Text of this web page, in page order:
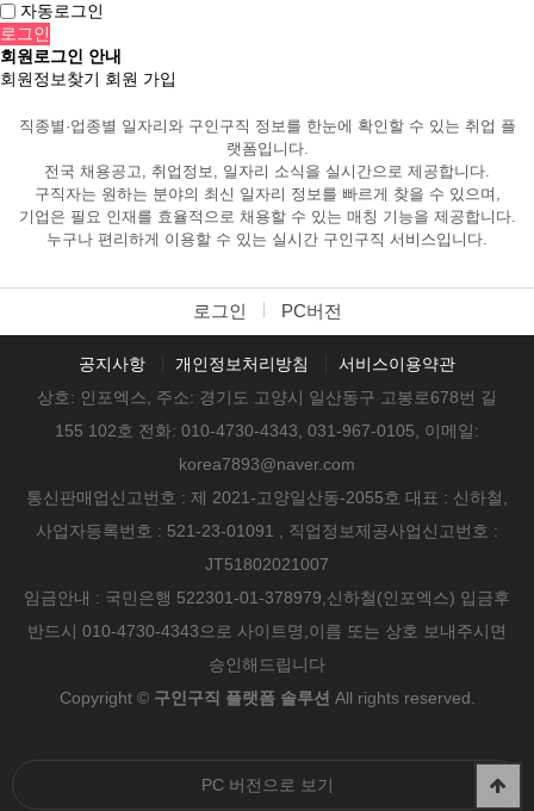
자동로그인
회원로그인 안내
회원정보찾기 회원 가입
직종별·업종별 일자리와 구인구직 정보를 한눈에 확인할 수 있는 취업 플
랫폼입니다.
전국 채용공고, 취업정보, 일자리 소식을 실시간으로 제공합니다.
구직자는 원하는 분야의 최신 일자리 정보를 빠르게 찾을 수 있으며,
기업은 필요 인재를 효율적으로 채용할 수 있는 매칭 기능을 제공합니다.
누구나 편리하게 이용할 수 있는 실시간 구인구직 서비스입니다.
로그인 PC버전
공지사항 개인정보처리방침
서비스이용약관
상호: 인포엑스, 주소: 경기도 고양시 일산동구 고봉로678번 길
155 102호 전화: 010-4730-4343, 031-967-0105, 이메일:
korea7893@naver.com
통신판매업신고번호 : 제 2021-고양일산동-2055호 대표 : 신하철,
사업자등록번호 : 521-23-01091 , 직업정보제공사업신고번호 :
JT51802021007
임금안내 : 국민은행 522301-01-378979,신하철(인포엑스) 입금후
반드시 010-4730-4343으로 사이트명,이름 또는 상호 보내주시면
승인해드립니다
Copyright © 구인구직 플랫폼 솔루션 All rights reserved.
PC 버전으로 보기